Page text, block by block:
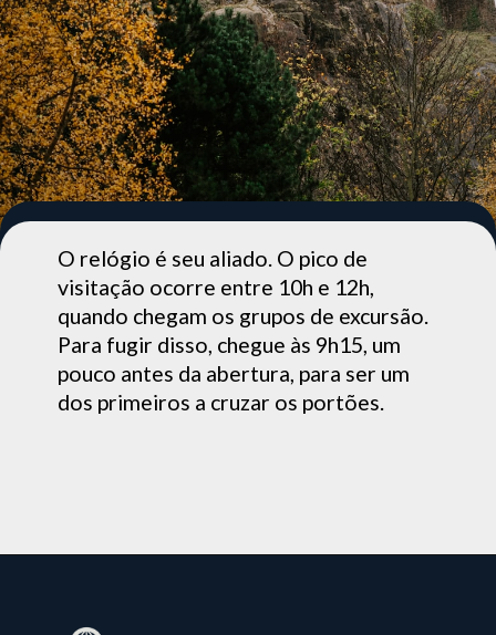
O relógio é seu aliado. O pico de
visitação ocorre entre 10h e 12h,
quando chegam os grupos de excursão.
Para fugir disso, chegue às 9h15, um
pouco antes da abertura, para ser um
dos primeiros a cruzar os portões.